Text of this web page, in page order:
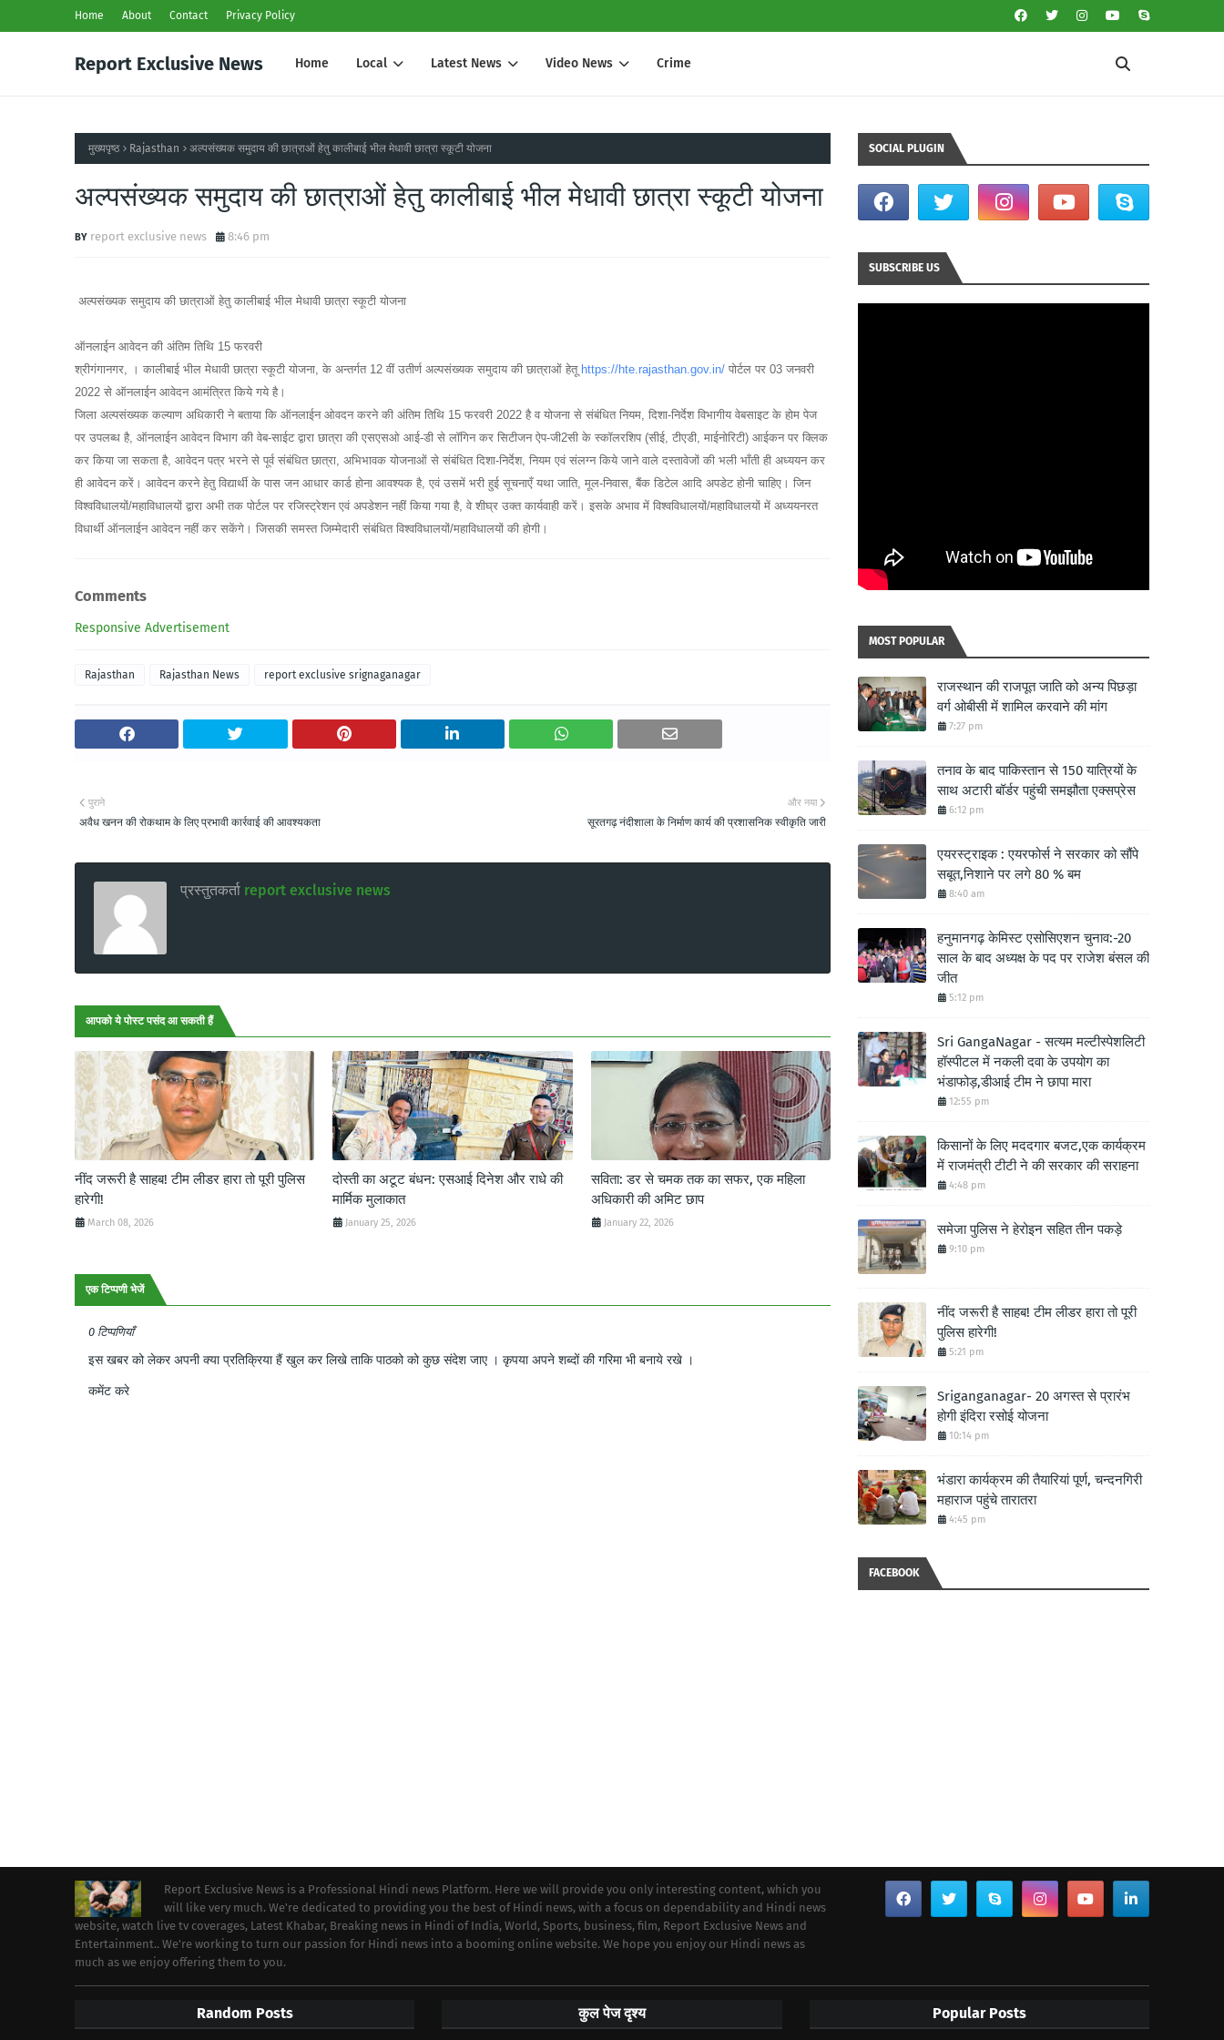
Home About Contact Privacy Policy
Report Exclusive News Home Local Latest News Video News Crime
मुख्यपृष्ठ Rajasthan अल्पसंख्यक समुदाय की छात्राओं हेतु कालीबाई भील मेधावी छात्रा स्कूटी योजना
अल्पसंख्यक समुदाय की छात्राओं हेतु कालीबाई भील मेधावी छात्रा स्कूटी योजना
report exclusive news 8:46 pm
अल्पसंख्यक समुदाय की छात्राओं हेतु कालीबाई भील मेधावी छात्रा स्कूटी योजना
ऑनलाईन आवेदन की अंतिम तिथि 15 फरवरी
श्रीगंगानगर, । कालीबाई भील मेधावी छात्रा स्कूटी योजना, के अन्तर्गत 12 वीं उतीर्ण अल्पसंख्यक समुदाय की छात्राओं हेतू https://hte.rajasthan.gov.in/ पोर्टल पर 03 जनवरी
2022 से ऑनलाईन आवेदन आमंत्रित किये गये है।
जिला अल्पसंख्यक कल्याण अधिकारी ने बताया कि ऑनलाईन ओवदन करने की अंतिम तिथि 15 फरवरी 2022 है व योजना से संबंधित नियम, दिशा-निर्देश विभागीय वेबसाइट के होम पेज
पर उपलब्ध है, ऑनलाईन आवेदन विभाग की वेब-साईट द्वारा छात्रा की एसएसओ आई-डी से लॉगिन कर सिटीजन ऐप-जी2सी के स्कॉलरशिप (सीई, टीएडी, माईनोरिटी) आईकन पर क्लिक
कर किया जा सकता है, आवेदन पत्र भरने से पूर्व संबंधित छात्रा, अभिभावक योजनाओं से संबंधित दिशा-निर्देश, नियम एवं संलग्न किये जाने वाले दस्तावेजों की भली भाँती ही अध्ययन कर
ही आवेदन करें। आवेदन करने हेतु विद्यार्थी के पास जन आधार कार्ड होना आवश्यक है, एवं उसमें भरी हुई सूचनाएँ यथा जाति, मूल-निवास, बैंक डिटेल आदि अपडेट होनी चाहिए। जिन
विश्वविधालयों/महाविधालयों द्वारा अभी तक पोर्टल पर रजिस्ट्रेशन एवं अपडेशन नहीं किया गया है, वे शीघ्र उक्त कार्यवाही करें। इसके अभाव में विश्वविधालयों/महाविधालयों में अध्ययनरत
विधार्थी ऑनलाईन आवेदन नहीं कर सकेंगे। जिसकी समस्त जिम्मेदारी संबंधित विश्वविधालयों/महाविधालयों की होगी।
Comments
Responsive Advertisement
Rajasthan Rajasthan News report exclusive srignaganagar
और नया
सूरतगढ़ नंदीशाला के निर्माण कार्य की प्रशासनिक स्वीकृति जारी
पुराने
अवैध खनन की रोकथाम के लिए प्रभावी कार्रवाई की आवश्यकता
प्रस्तुतकर्ता report exclusive news
आपको ये पोस्ट पसंद आ सकती हैं
नींद जरूरी है साहब! टीम लीडर हारा तो पूरी पुलिस
हारेगी!
March 08, 2026
दोस्ती का अटूट बंधन: एसआई दिनेश और राधे की
मार्मिक मुलाकात
January 25, 2026
सविता: डर से चमक तक का सफर, एक महिला
अधिकारी की अमिट छाप
January 22, 2026
एक टिप्पणी भेजें
0 टिप्पणियाँ
इस खबर को लेकर अपनी क्या प्रतिक्रिया हैं खुल कर लिखे ताकि पाठको को कुछ संदेश जाए । कृपया अपने शब्दों की गरिमा भी बनाये रखे ।
कमेंट करे
SOCIAL PLUGIN
SUBSCRIBE US
MOST POPULAR
राजस्थान की राजपूत जाति को अन्य पिछड़ा
वर्ग ओबीसी में शामिल करवाने की मांग
7:27 pm
तनाव के बाद पाकिस्तान से 150 यात्रियों के
साथ अटारी बॉर्डर पहुंची समझौता एक्सप्रेस
6:12 pm
एयरस्ट्राइक : एयरफोर्स ने सरकार को सौंपे
सबूत,निशाने पर लगे 80 % बम
8:40 am
हनुमानगढ़ केमिस्ट एसोसिएशन चुनाव:-20
साल के बाद अध्यक्ष के पद पर राजेश बंसल की
जीत
5:12 pm
Sri GangaNagar - सत्यम मल्टीस्पेशलिटी
हॉस्पीटल में नकली दवा के उपयोग का
भंडाफोड़,डीआई टीम ने छापा मारा
12:55 pm
किसानों के लिए मददगार बजट,एक कार्यक्रम
में राजमंत्री टीटी ने की सरकार की सराहना
4:48 pm
समेजा पुलिस ने हेरोइन सहित तीन पकड़े
9:10 pm
नींद जरूरी है साहब! टीम लीडर हारा तो पूरी
पुलिस हारेगी!
5:21 pm
Sriganganagar- 20 अगस्त से प्रारंभ
होगी इंदिरा रसोई योजना
10:14 pm
भंडारा कार्यक्रम की तैयारियां पूर्ण, चन्दनगिरी
महाराज पहुंचे तारातरा
4:45 pm
FACEBOOK
Report Exclusive News is a Professional Hindi news Platform. Here we will provide you only interesting content, which you
will like very much. We're dedicated to providing you the best of Hindi news, with a focus on dependability and Hindi news
website, watch live tv coverages, Latest Khabar, Breaking news in Hindi of India, World, Sports, business, film, Report Exclusive News and
Entertainment.. We're working to turn our passion for Hindi news into a booming online website. We hope you enjoy our Hindi news as
much as we enjoy offering them to you.
Random Posts कुल पेज दृश्य Popular Posts